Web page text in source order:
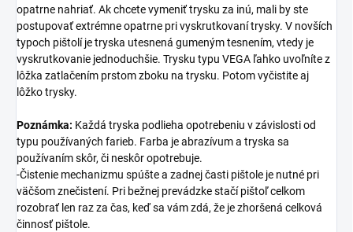
opatrne nahriať. Ak chcete vymeniť trysku za inú, mali by ste
postupovať extrémne opatrne pri vyskrutkovaní trysky. V novších
typoch pištolí je tryska utesnená gumeným tesnením, vtedy je
vyskrutkovanie jednoduchšie. Trysku typu VEGA ľahko uvoľníte z
lôžka zatlačením prstom zboku na trysku. Potom vyčistite aj
lôžko trysky.
Poznámka: Každá tryska podlieha opotrebeniu v závislosti od
typu používaných farieb. Farba je abrazívum a tryska sa
používaním skôr, či neskôr opotrebuje.
-Čistenie mechanizmu spúšte a zadnej časti pištole je nutné pri
väčšom znečistení. Pri bežnej prevádzke stačí pištoľ celkom
rozobrať len raz za čas, keď sa vám zdá, že je zhoršená celková
činnosť pištole.